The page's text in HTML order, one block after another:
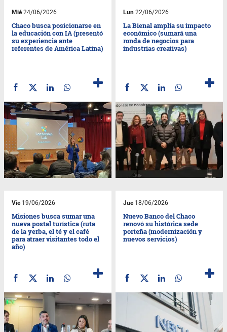
Mié24/06/2026
Chaco busca posicionarse en
la educación con IA (presentó
su experiencia ante
referentes de América Latina)
Lun 22/06/2026
La Bienal amplía su impacto
económico (sumará una
ronda de negocios para
industrias creativas)
Vie19/06/2026
Misiones busca sumar una
nueva postal turística (ruta
de la yerba, el té y el café
para atraer visitantes todo el
año)
Jue18/06/2026
Nuevo Banco del Chaco
renovó su histórica sede
porteña (modernización y
nuevos servicios)